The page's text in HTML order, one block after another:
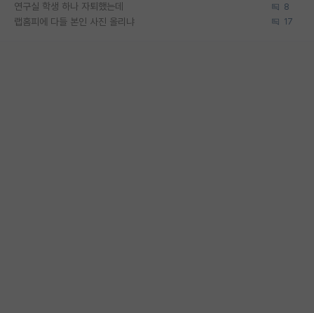
연구실 학생 하나 자퇴했는데 8
랩홈피에 다들 본인 사진 올리냐 17